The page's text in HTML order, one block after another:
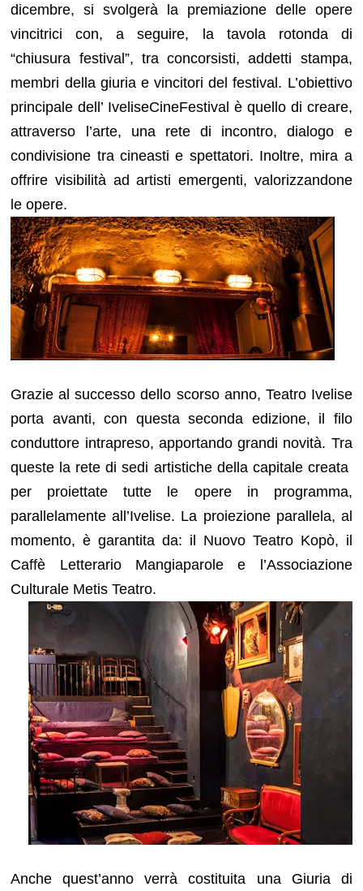
dicembre, si svolgerà la premiazione delle opere
vincitrici con, a seguire, la tavola rotonda di
“chiusura festival”, tra concorsisti, addetti stampa,
membri della giuria e vincitori del festival. L’obiettivo
principale dell’ IveliseCineFestival è quello di creare,
attraverso l’arte, una rete di incontro, dialogo e
condivisione tra cineasti e spettatori. Inoltre, mira a
offrire visibilità ad artisti emergenti, valorizzandone
le opere.
Grazie al successo dello scorso anno, Teatro Ivelise
porta avanti, con questa seconda edizione, il filo
conduttore intrapreso, apportando grandi novità. Tra
queste la rete di sedi artistiche della capitale creata
per proiettate tutte le opere in programma,
parallelamente all’Ivelise. La proiezione parallela, al
momento, è garantita da: il Nuovo Teatro Kopò, il
Caffè Letterario Mangiaparole e l’Associazione
Culturale Metis Teatro.
Anche quest’anno verrà costituita una Giuria di